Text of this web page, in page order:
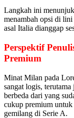
Langkah ini
menambah opsi di
asal Italia dianggap
Perspektif
Premium
Minat Milan pada
sangat logis,
berbeda dari yang
cukup premium
gemilang di Serie A.